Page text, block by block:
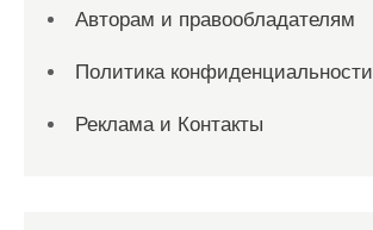
Авторам и правообладателям
Политика конфиденциальности
Реклама и Контакты